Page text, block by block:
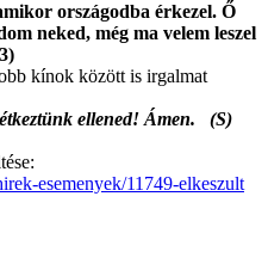
országodba érkezel. Ő
neked, még ma velem leszel
kínok között is irgalmat
ellened! Ámen. (S)
esemenyek/11749-elkeszult